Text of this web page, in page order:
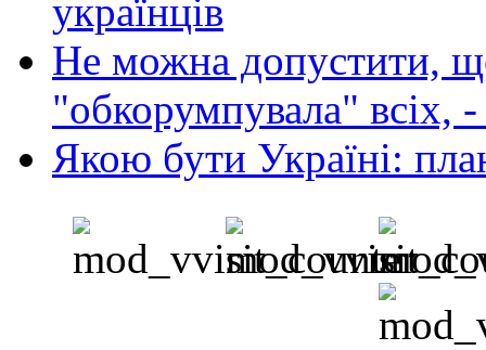
українців
Не можна допустити,
"обкорумпувала" всіх,
Якою бути Україні: